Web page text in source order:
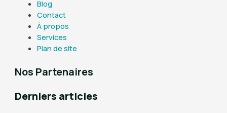
Blog
Contact
À propos
Services
Plan de site
Nos Partenaires
Derniers articles